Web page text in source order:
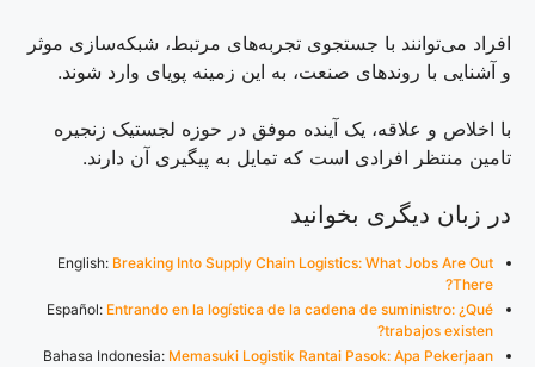
افراد می‌توانند با جستجوی تجربه‌های مرتبط، شبکه‌سازی موثر
و آشنایی با روندهای صنعت، به این زمینه پویای وارد شوند.
با اخلاص و علاقه، یک آینده موفق در حوزه لجستیک زنجیره
تامین منتظر افرادی است که تمایل به پیگیری آن دارند.
در زبان دیگری بخوانید
English: Breaking Into Supply Chain Logistics: What Jobs Are Out
There?
Español: Entrando en la logística de la cadena de suministro: ¿Qué
trabajos existen?
Bahasa Indonesia: Memasuki Logistik Rantai Pasok: Apa Pekerjaan